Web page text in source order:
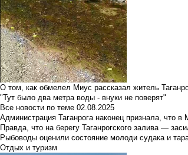
О том, как обмелел Миус рассказал житель
"Тут было два метра воды - внуки не поверят"
Все новости по теме 02.08.2025
Администрация Таганрога наконец признала, что
Правда, что на берегу Таганрогского залива —
Рыбоводы оценили состояние молоди судака и
Отдых и туризм